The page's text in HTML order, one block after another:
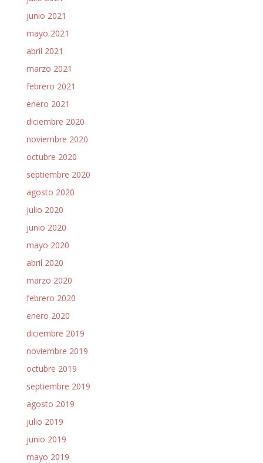
junio 2021
mayo 2021
abril 2021
marzo 2021
febrero 2021
enero 2021
diciembre 2020
noviembre 2020
octubre 2020
septiembre 2020
agosto 2020
julio 2020
junio 2020
mayo 2020
abril 2020
marzo 2020
febrero 2020
enero 2020
diciembre 2019
noviembre 2019
octubre 2019
septiembre 2019
agosto 2019
julio 2019
junio 2019
mayo 2019